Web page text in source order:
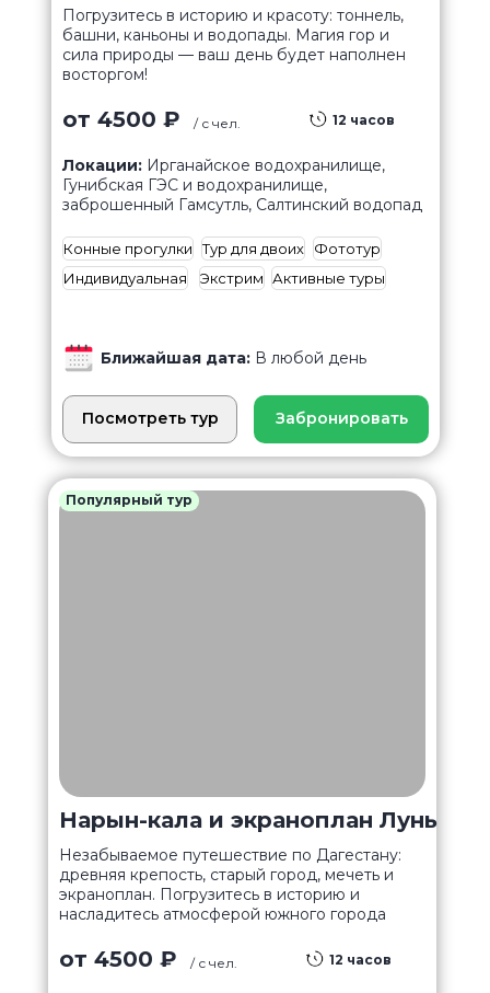
от 4500 ₽ 12 часов
/ с чел.
Погрузитесь в историю и красоту: тоннель,
башни, каньоны и водопады. Магия гор и
сила природы — ваш день будет наполнен
восторгом!
Ближайшая дата: В любой день
Локации: Ирганайское водохранилище,
Гунибская ГЭС и водохранилище,
заброшенный Гамсутль, Салтинский водопад
Индивидуальная
Конные прогулки
Активные туры
Фототур
Экстрим
Тур для двоих
Посмотреть тур Забронировать
от 4500 ₽
Нарын-кала и экраноплан Лунь
12 часов
/ с чел.
Незабываемое путешествие по Дагестану:
древняя крепость, старый город, мечеть и
экраноплан. Погрузитесь в историю и
насладитесь атмосферой южного города
Популярный тур